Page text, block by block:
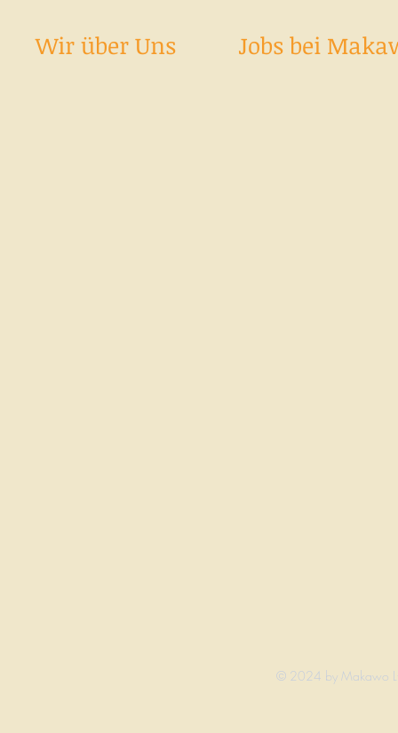
Wir über Uns Jobs bei
© 2024 by Makawo